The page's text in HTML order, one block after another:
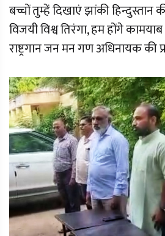
बच्चों तुम्हें दिखाएं झांकी हिन्दुस्तान
विजयी विश्व तिरंगा, हम होंगे
राष्ट्रगान जन मन गण अधिनायक की